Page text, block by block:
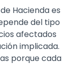
Hacienda es
del tipo
afectados
implicada.
porque cada